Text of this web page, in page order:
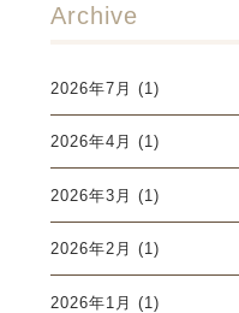
Archive
2026年7月 (1)
2026年4月 (1)
2026年3月 (1)
2026年2月 (1)
2026年1月 (1)